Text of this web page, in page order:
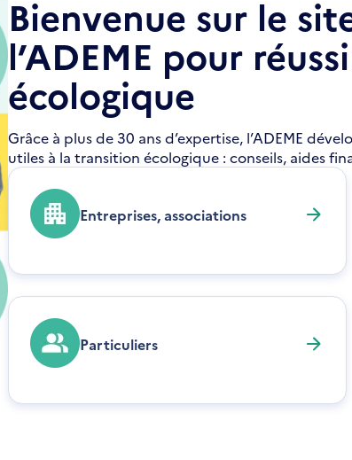
Bienvenue sur le
l’ADEME pour
écologique
Grâce à plus de 30 ans d’expertise, l’ADEME
utiles à la transition écologique : conseils, aides
Entreprises, associations
Particuliers